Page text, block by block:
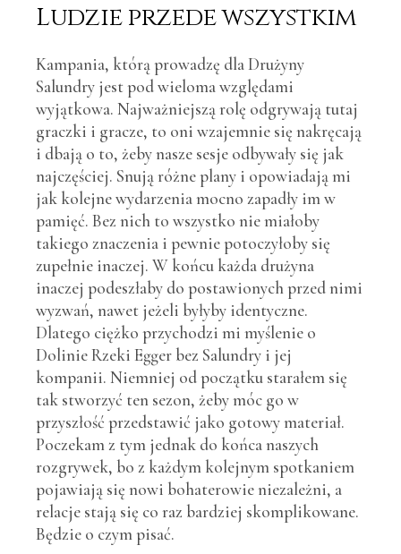
Ludzie przede wszystkim
Kampania, którą prowadzę dla Drużyny
Salundry jest pod wieloma względami
wyjątkowa. Najważniejszą rolę odgrywają tutaj
graczki i gracze, to oni wzajemnie się nakręcają
i dbają o to, żeby nasze sesje odbywały się jak
najczęściej. Snują różne plany i opowiadają mi
jak kolejne wydarzenia mocno zapadły im w
pamięć. Bez nich to wszystko nie miałoby
takiego znaczenia i pewnie potoczyłoby się
zupełnie inaczej. W końcu każda drużyna
inaczej podeszłaby do postawionych przed nimi
wyzwań, nawet jeżeli byłyby identyczne.
Dlatego ciężko przychodzi mi myślenie o
Dolinie Rzeki Egger bez Salundry i jej
kompanii. Niemniej od początku starałem się
tak stworzyć ten sezon, żeby móc go w
przyszłość przedstawić jako gotowy materiał.
Poczekam z tym jednak do końca naszych
rozgrywek, bo z każdym kolejnym spotkaniem
pojawiają się nowi bohaterowie niezależni, a
relacje stają się co raz bardziej skomplikowane.
Będzie o czym pisać.